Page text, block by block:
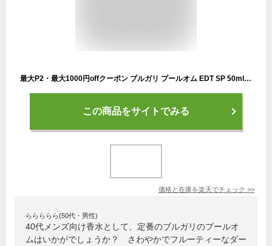
最大P2・最大1000円offクーポン ブルガリ プールオム EDT SP 50ml BVLGARI【当日発送_お休み中】【送料無料】【香水 メンズ】【EARTH】【人気 ブランド ギフト 誕生日 プレゼント】
この商品をサイトでみる
価格と在庫を楽天でチェック >>
ららららら(50代・男性)
40代メンズ向け香水として、定番のブルガリのプールオ
ムはいかがでしょうか？ さわやかでフルーティーなダー